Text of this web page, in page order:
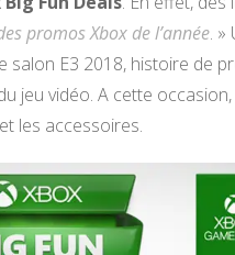
promos Xbox de l’année. »
salon E3 2018, histoire de
jeu vidéo. A cette
les accessoires.